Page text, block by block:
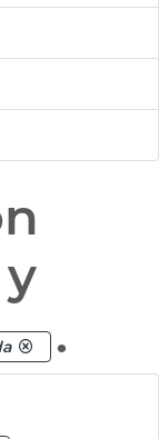
y
.